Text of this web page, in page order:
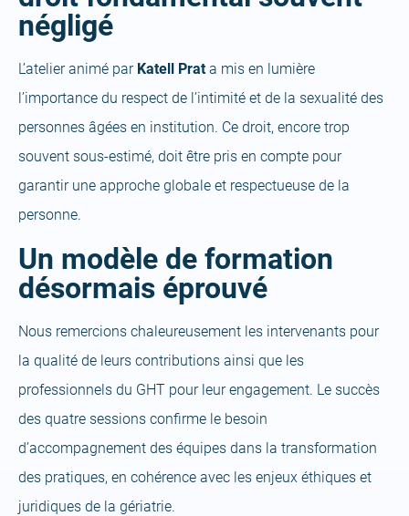
négligé
L’atelier animé par Katell Prata mis en lumière
l’importance du respect de l’intimité et de la sexualité des
personnes âgées en institution. Ce droit, encore trop
souvent sous-estimé, doit être pris en compte pour
garantir une approche globale et respectueuse de la
personne.
Un modèle de formation
désormais éprouvé
Nous remercions chaleureusement les intervenants pour
la qualité de leurs contributions ainsi que les
professionnels du GHT pour leur engagement. Le succès
des quatre sessions confirme le besoin
d’accompagnement des équipes dans la transformation
des pratiques, en cohérence avec les enjeux éthiques et
juridiques de la gériatrie.